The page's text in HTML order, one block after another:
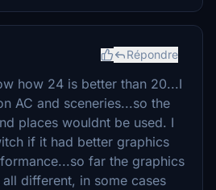
Répondre
how 24 is better than 20...I
AC and sceneries...so the
places wouldnt be used. I
if it had better graphics
far the graphics
different, in some cases